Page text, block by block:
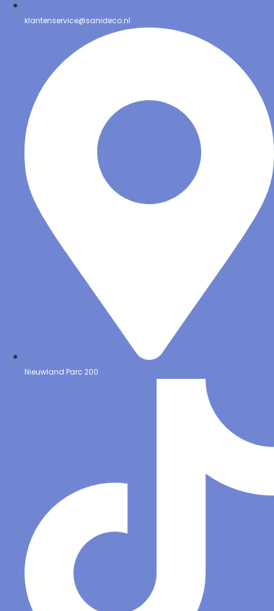
klantenservice@sanideco.nl
Nieuwland Parc 200